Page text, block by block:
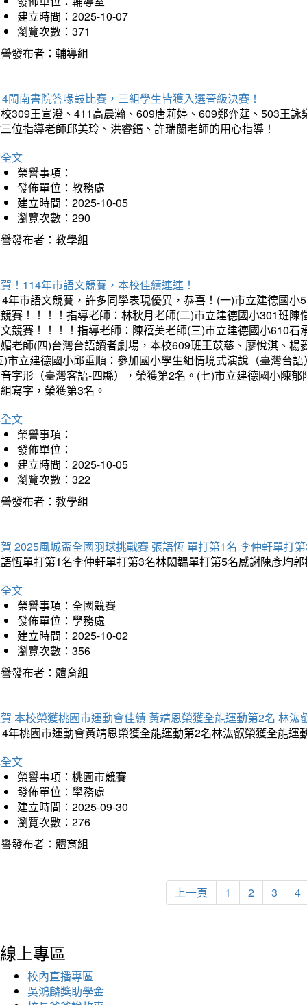
建立時間：2025-10-07
瀏覽次數：371
發布者：輔導組
閩南書院答喙鼓比賽，三組學生皆獲入選晉級決賽！
309王宣澄、411高晨瀚、609唐莉婷、609鄭弈莛、503王
位指導老師邱美玲、洪睿鍲、許瑞蘭老師的用心指導！
文
榮譽事項：
發佈單位：教務處
建立時間：2025-10-05
瀏覽次數：290
發布者：教學組
！114年市語文競賽，本校佳績連連！
年市語文競賽，許多同學表現優異，恭喜！(一)市立建德國
賽！！！！指導老師：林秋月老師(二)市立建德國小301班
競賽！！！！指導老師：陳禧美老師(三)市立建德國小610
老師(四)台灣台語讀者劇場，本校609班王苡慈、廖悅淇、
)市立建德國小邱垂順：參加國小學生組情境式演說（臺灣台
字形（臺灣客語-四縣），榮獲第2名。(七)市立建德國小陳
寫字，榮獲第3名。
文
榮譽事項：
發佈單位：
建立時間：2025-10-05
瀏覽次數：322
發布者：教學組
2025風城盃全國羽球挑戰賽 張語恆 單打第1名 李仲軒單打
恆單打第1名李仲軒單打第3名林閎韞單打第5名感謝陳彥均
文
榮譽事項：全國競賽
發佈單位：學務處
建立時間：2025-10-02
瀏覽次數：356
發布者：體育組
本校榮獲桃園市運動會佳績 黃靖恩榮獲全能運動第2名 林汯
年桃園市運動會黃靖恩榮獲全能運動第2名林汯叡榮獲全能運
文
榮譽事項：桃園市競賽
發佈單位：學務處
建立時間：2025-09-30
瀏覽次數：276
發布者：體育組
上一頁 1 2 3 4
線上專區
校內直播專區
吳鴻麟獎助學金